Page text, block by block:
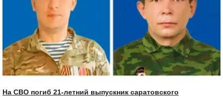
На СВО погиб 21-летний выпускник саратовского